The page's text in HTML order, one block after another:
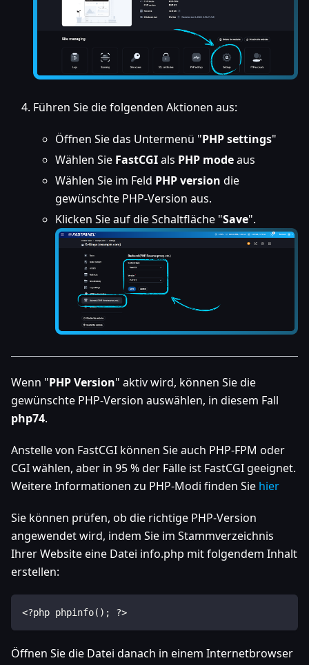
Führen Sie die folgenden Aktionen aus:
Öffnen Sie das Untermenü "PHP settings"
Wählen Sie FastCGIals PHP modeaus
Wählen Sie im Feld PHP version die
gewünschte PHP-Version aus.
Klicken Sie auf die Schaltfläche "Save".
Wenn "PHP Version" aktiv wird, können Sie die
gewünschte PHP-Version auswählen, in diesem Fall
php74.
Anstelle von FastCGI können Sie auch PHP-FPM oder
CGI wählen, aber in 95 % der Fälle ist FastCGI geeignet.
Weitere Informationen zu PHP-Modi finden Sie hier
Sie können prüfen, ob die richtige PHP-Version
angewendet wird, indem Sie im Stammverzeichnis
Ihrer Website eine Datei info.php mit folgendem Inhalt
erstellen:
<?php phpinfo(); ?>
Öffnen Sie die Datei danach in einem Internetbrowser